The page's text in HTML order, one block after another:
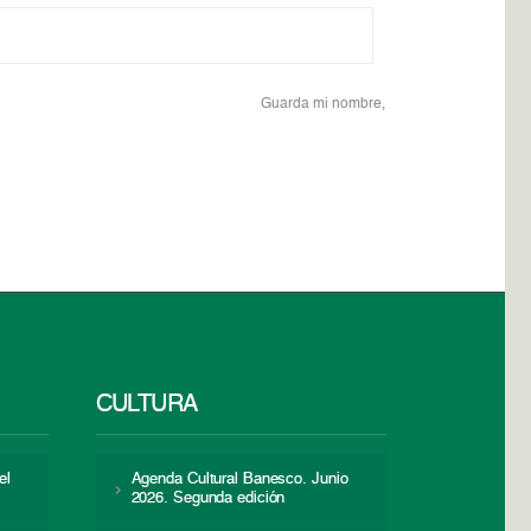
Guarda mi nombre,
CULTURA
Agenda Cultural Banesco. Junio
2026. Segunda edición